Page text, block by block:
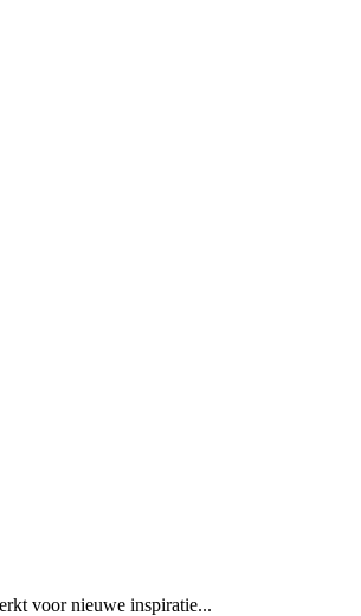
voor nieuwe inspiratie...